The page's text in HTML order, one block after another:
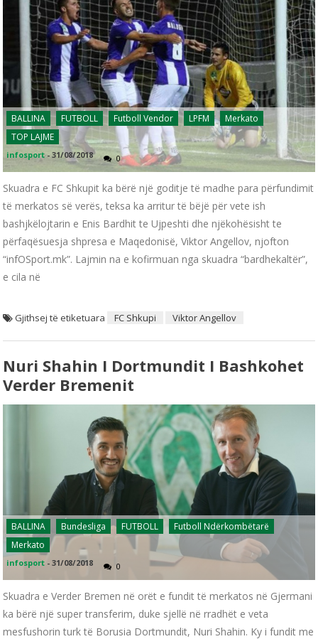
BALLINA FUTBOLL Futboll Vendor LPFM
Merkato
TOP LAJME
infosport -31/08/2018 0
Skuadra e FC Shkupit ka bërë një goditje të madhe para përfundimit
të merkatos së verës, teksa ka arritur të bëjë për vete ish
bashjkëlojtarin e Enis Bardhit te Ujpeshti dhe njëkohësisht te
përfaqësuesja shpresa e Maqedonisë, Viktor Angellov, njofton
“infOSport.mk”. Lajmin na e kofirmuan nga skuadra “bardhekaltër”,
e cila në
Gjithsej të etiketuara FC Shkupi Viktor Angellov
Nuri Shahin I Dortmundit I Bashkohet
Verder Bremenit
BALLINA Bundesliga FUTBOLL
Futboll Ndërkombëtarë
Merkato
infosport -31/08/2018 0
Skuadra e Verder Bremen në orët e fundit të merkatos në Gjermani
ka bërë një super transferim, duke sjellë në rradhët e veta
mesfushorin turk të Borusia Dortmundit, Nuri Shahin. Ky i fundit me